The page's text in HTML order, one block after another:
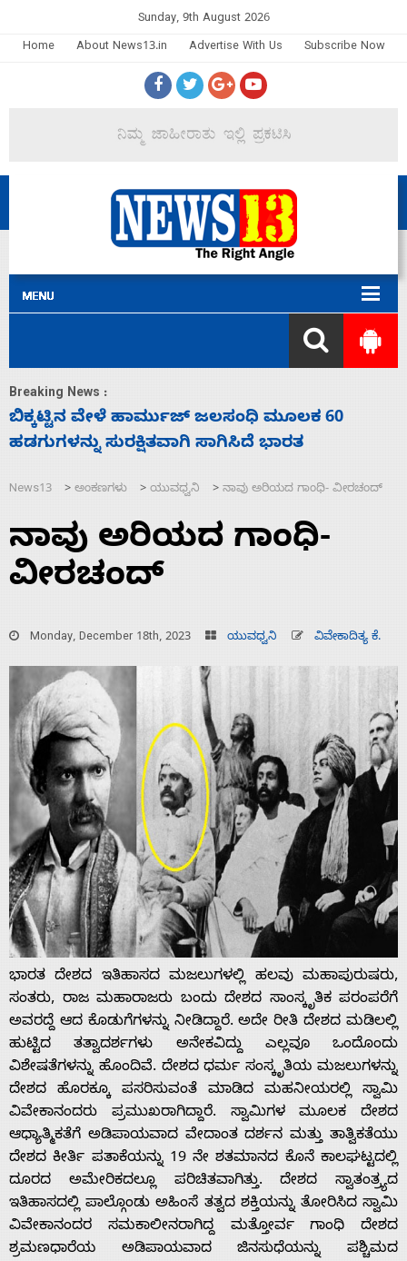
Sunday, 9th August 2026
Home
About News13.in Advertise With Us Subscribe Now
Breaking News :
ನಾಗೇಂದ್ರ ರಾಜೀನಾಮೆ ಕೊಡದಿದ್ದರೆ ಸದನ ನಡೆಸಲು
ಬಿಡೆವು: ಛಲವಾದಿ ನಾರಾಯಣಸ್ವಾಮಿ
News13 > ಅಂಕಣಗಳು > ಯುವಧ್ವನಿ > ನಾವು ಅರಿಯದ ಗಾಂಧಿ- ವೀರಚಂದ್
ನಾವು ಅರಿಯದ ಗಾಂಧಿ-
ವೀರಚಂದ್
Monday, December 18th, 2023 ಯುವಧ್ವನಿ ವಿವೇಕಾದಿತ್ಯ ಕೆ.
ಭಾರತ ದೇಶದ ಇತಿಹಾಸದ ಮಜಲುಗಳಲ್ಲಿ ಹಲವು ಮಹಾಪುರುಷರು,
ಸಂತರು, ರಾಜ ಮಹಾರಾಜರು ಬಂದು ದೇಶದ ಸಾಂಸ್ಕೃತಿಕ ಪರಂಪರೆಗೆ
ಅವರದ್ದೆ ಆದ ಕೊಡುಗೆಗಳನ್ನು ನೀಡಿದ್ದಾರೆ. ಅದೇ ರೀತಿ ದೇಶದ ಮಡಿಲಲ್ಲಿ
ಹುಟ್ಟಿದ ತತ್ವಾದರ್ಶಗಳು ಅನೇಕವಿದ್ದು ಎಲ್ಲವೂ ಒಂದೊಂದು
ವಿಶೇಷತೆಗಳನ್ನು ಹೊಂದಿವೆ. ದೇಶದ ಧರ್ಮ ಸಂಸ್ಕೃತಿಯ ಮಜಲುಗಳನ್ನು
ದೇಶದ ಹೊರಕ್ಕೂ ಪಸರಿಸುವಂತೆ ಮಾಡಿದ ಮಹನೀಯರಲ್ಲಿ ಸ್ವಾಮಿ
ವಿವೇಕಾನಂದರು ಪ್ರಮುಖರಾಗಿದ್ದಾರೆ. ಸ್ವಾಮಿಗಳ ಮೂಲಕ ದೇಶದ
ಆಧ್ಯಾತ್ಮಿಕತೆಗೆ ಅಡಿಪಾಯವಾದ ವೇದಾಂತ ದರ್ಶನ ಮತ್ತು ತಾತ್ವಿಕತೆಯು
ದೇಶದ ಕೀರ್ತಿ ಪತಾಕೆಯನ್ನು 19 ನೇ ಶತಮಾನದ ಕೊನೆ ಕಾಲಘಟ್ಟದಲ್ಲಿ
ದೂರದ ಅಮೇರಿಕದಲ್ಲೂ ಪರಿಚಿತವಾಗಿತ್ತು. ದೇಶದ ಸ್ವಾತಂತ್ರ್ಯದ
ಇತಿಹಾಸದಲ್ಲಿ ಪಾಲ್ಗೊಂಡು ಅಹಿಂಸೆ ತತ್ವದ ಶಕ್ತಿಯನ್ನು ತೋರಿಸಿದ ಸ್ವಾಮಿ
ವಿವೇಕಾನಂದರ ಸಮಕಾಲೀನರಾಗಿದ್ದ ಮತ್ತೋರ್ವ ಗಾಂಧಿ ದೇಶದ
ಶ್ರಮಣಧಾರೆಯ ಅಡಿಪಾಯವಾದ ಜಿನಸುಧೆಯನ್ನು ಪಶ್ಚಿಮದ